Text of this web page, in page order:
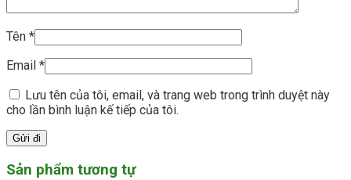
Tên *
Email *
Lưu tên của tôi, email, và trang web trong trình duyệt này
cho lần bình luận kế tiếp của tôi.
Sản phẩm tương tự